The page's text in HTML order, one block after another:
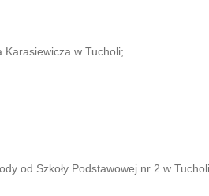
Karasiewicza w Tucholi;
od Szkoły Podstawowej nr 2 w Tucholi